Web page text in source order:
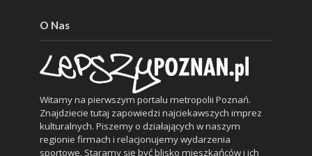
O Nas
Witamy na pierwszym portalu metropolii Poznań.
Znajdziecie tutaj zapowiedzi najciekawszych imprez
kulturalnych. Piszemy o działających w naszym
regionie firmach i relacjonujemy wydarzenia
sportowe. Staramy się być blisko mieszkańców i ich